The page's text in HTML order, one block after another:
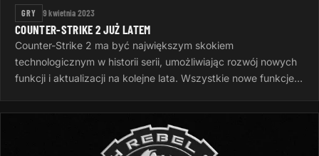
GRY 9 kwietnia 2023
COUNTER-STRIKE 2 JUŻ LATEM
Counter-Strike 2 ma być największym skokiem
technologicznym w historii serii, umożliwiając rozwój nowych
funkcji i aktualizacji na kolejne lata. Wszystkie nowe funkcje